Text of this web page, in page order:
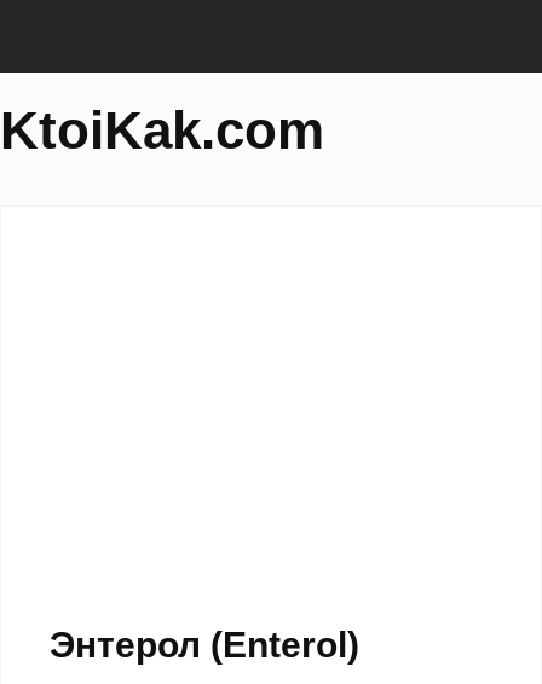
KtoiKak.com
Энтерол (Enterol)